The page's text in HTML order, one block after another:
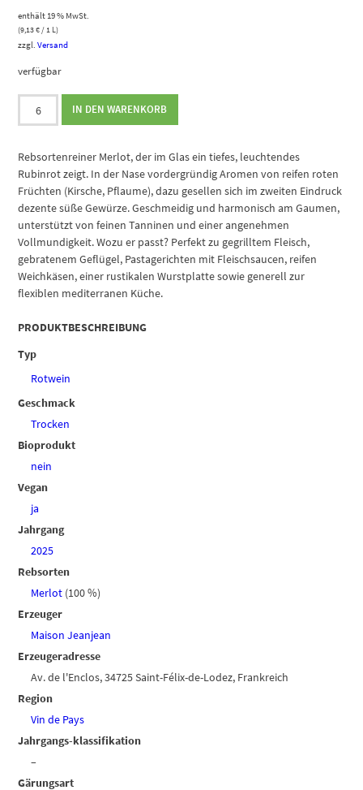
enthält 19 % MwSt.
(9,13€/ 1 L)
zzgl.Versand
verfügbar
Maison
Merlot
Menge
IN DEN WARENKORB
Rebsortenreiner Merlot, der im Glas ein tiefes, leuchtendes
Rubinrot zeigt. In der Nase vordergründig Aromen von reifen roten
Früchten (Kirsche, Pflaume), dazu gesellen sich im zweiten Eindruck
dezente süße Gewürze. Geschmeidig und harmonisch am Gaumen,
unterstützt von feinen Tanninen und einer angenehmen
Vollmundigkeit. Wozu er passt? Perfekt zu gegrilltem Fleisch,
gebratenem Geflügel, Pastagerichten mit Fleischsaucen, reifen
Weichkäsen, einer rustikalen Wurstplatte sowie generell zur
flexiblen mediterranen Küche.
PRODUKTBESCHREIBUNG
Typ
Rotwein
Geschmack
Trocken
Bioprodukt
nein
Vegan
ja
Jahrgang
2025
Rebsorten
Merlot (100 %)
Erzeuger
Maison Jeanjean
Erzeugeradresse
Av. de l'Enclos, 34725 Saint-Félix-de-Lodez, Frankreich
Region
Vin de Pays
Jahrgangs-klassifikation
–
Gärungsart